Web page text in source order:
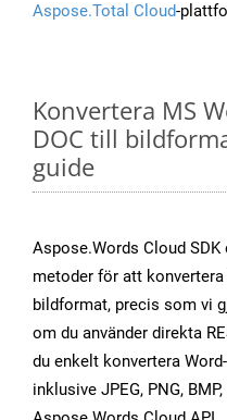
Aspose.Total Cloud-
Konvertera MS
DOC till
guide
Aspose.Words Cloud
metoder för att
bildformat, precis som vi
om du använder direkta
du enkelt konvertera
inklusive JPEG, PNG,